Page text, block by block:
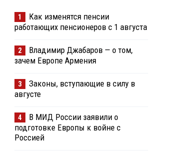
1
Как изменятся пенсии
работающих пенсионеров с 1 августа
2
Владимир Джабаров — о том,
зачем Европе Армения
3
Законы, вступающие в силу в
августе
4
В МИД России заявили о
подготовке Европы к войне с
Россией